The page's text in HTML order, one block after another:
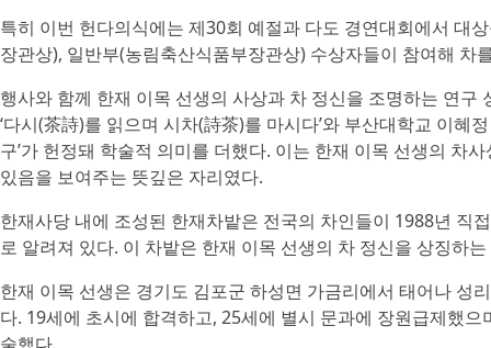
특히 이번 헌다의식에는 제30회 예절과 다도 경연대회에서 대
장관상), 일반부(농림축산식품부장관상) 수상자들이 참여해 차
행사와 함께 한재 이목 선생의 사상과 차 정신을 조명하는 연
‘다시(茶詩)를 읽으며 시차(詩茶)를 마시다’와 부산대학교 이혜
구’가 헌정돼 학술적 의미를 더했다. 이는 한재 이목 선생의 차
있음을 보여주는 뜻깊은 자리였다.
한재사당 내에 조성된 한재차밭은 전국의 차인들이 1988년 직
로 알려져 있다. 이 차밭은 한재 이목 선생의 차 정신을 상징하
한재 이목 선생은 경기도 김포군 하성면 가금리에서 태어나 성
다. 19세에 초시에 합격하고, 25세에 별시 문과에 장원급제했으